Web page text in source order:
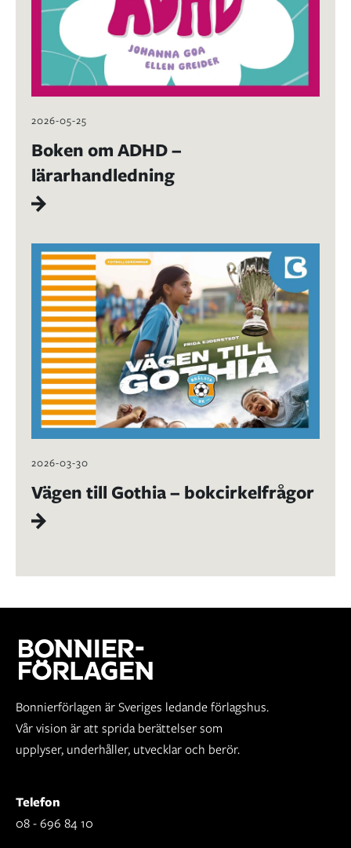
2026-05-25
Boken om ADHD –
lärarhandledning
2026-03-30
Vägen till Gothia – bokcirkelfrågor
Bonnierförlagen är Sveriges ledande förlagshus.
Vår vision är att sprida berättelser som
upplyser, underhåller, utvecklar och berör.
Telefon
08 - 696 84 10